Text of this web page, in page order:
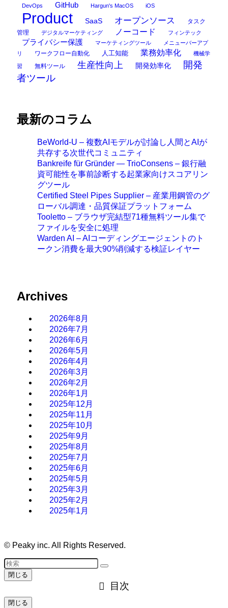
DevOps GitHub Hargun's MacOS iOS
Product SaaS オープンソース
タスク
管理
デジタルマーケティング ノーコード フィンテック
プライバシー保護 マーケティングツール
メニューバーアプ
リ
ワークフロー自動化 人工知能 業務効率化 機械学
習 無料ツール 生産性向上 開発効率化
開発
者ツール
最新のコラム
BeWorld-U – 複数AIモデルが討論し人間とAIが
共存する次世代コミュニティ
Bankreife für Gründer — TrioConsens – 銀行融
資可能性を事前診断する起業家向けスコアリン
グツール
Certified Steel Pipes Supplier – 産業用鋼管のグ
ローバル調達・品質保証プラットフォーム
Tooletto – ブラウザ完結型71種無料ツール集で
ファイルを安全に処理
Warden AI – AIコーディングエージェントのト
ークン消費を最大90%削減する検証レイヤー
Archives
2026年8月
2026年7月
2026年6月
2026年5月
2026年4月
2026年3月
2026年2月
2026年1月
2025年12月
2025年11月
2025年10月
2025年9月
2025年8月
2025年7月
2025年6月
2025年5月
2025年3月
2025年2月
2025年1月
© Peaky inc. All Rights Reserved.
閉じる
目次
閉じる